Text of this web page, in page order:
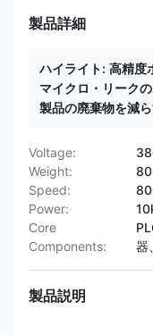
製品詳細
ハイライト: 高精度
マイクロ・リーク
製品の廃棄物を減
Voltage:
Weight:
Speed:
Power:
Core
Components:
器
製品説明